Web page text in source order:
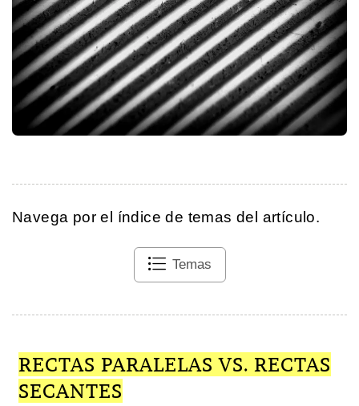
Navega por el índice de temas del artículo.
Temas
RECTAS PARALELAS VS. RECTAS
SECANTES